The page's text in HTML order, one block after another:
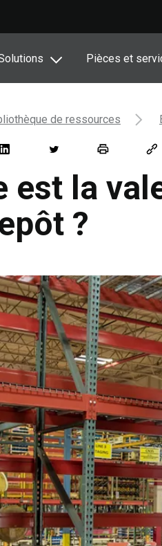
Pièces et
de ressources
est la
?